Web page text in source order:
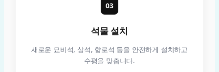
03
석물 설치
새로운 묘비석, 상석, 향로석 등을 안전하게 설치하고
수평을 맞춥니다.